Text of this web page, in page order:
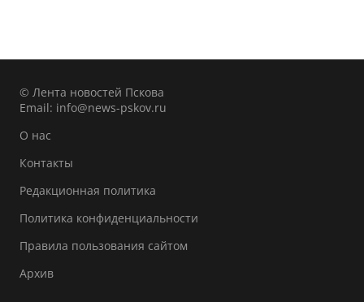
© Лента новостей Пскова
Email: info@news-pskov.ru
О нас
Контакты
Редакционная политика
Политика конфиденциальности
Правила пользования сайтом
Архив